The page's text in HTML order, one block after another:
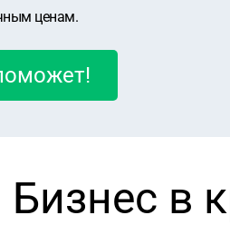
ценам.
Бизнес в